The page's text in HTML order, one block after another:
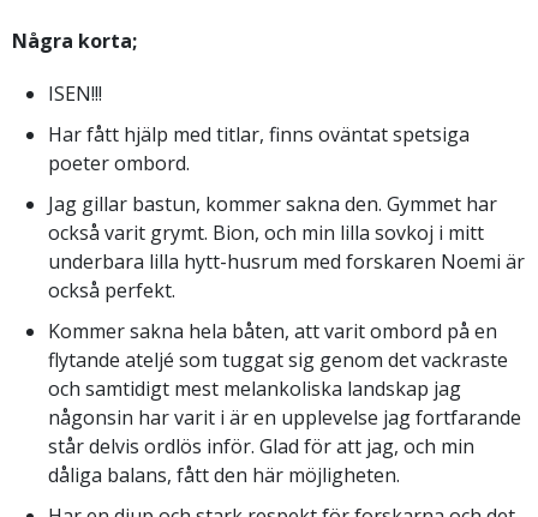
Några korta;
ISEN!!!
Har fått hjälp med titlar, finns oväntat spetsiga
poeter ombord.
Jag gillar bastun, kommer sakna den. Gymmet har
också varit grymt. Bion, och min lilla sovkoj i mitt
underbara lilla hytt-husrum med forskaren Noemi är
också perfekt.
Kommer sakna hela båten, att varit ombord på en
flytande ateljé som tuggat sig genom det vackraste
och samtidigt mest melankoliska landskap jag
någonsin har varit i är en upplevelse jag fortfarande
står delvis ordlös inför. Glad för att jag, och min
dåliga balans, fått den här möjligheten.